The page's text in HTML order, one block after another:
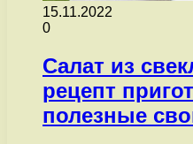
15.11.2022
0
Салат из
рецепт
полезные